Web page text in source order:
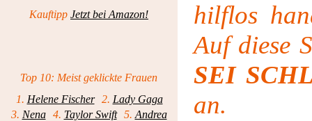
Kauftipp Jetzt bei Amazon!
Top 10: Meist geklickte Frauen
1. Helene Fischer 2. Lady Gaga
3. Nena 4. Taylor Swift 5. Andrea
hilflos
Auf diese
SEI
an.